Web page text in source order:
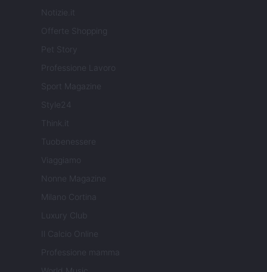
Notizie.it
Offerte Shopping
Pet Story
Professione Lavoro
Sport Magazine
Style24
Think.it
Tuobenessere
Viaggiamo
Nonne Magazine
Milano Cortina
Luxury Club
Il Calcio Online
Professione mamma